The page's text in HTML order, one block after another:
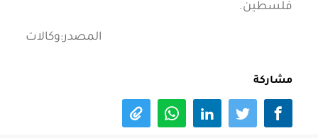
فلسطين.
المصدر:وكالات
مشاركة